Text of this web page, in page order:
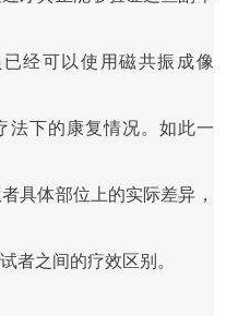
经可以使用磁共振成像
法下的康复情况。如此一
具体部位上的实际差异，
者之间的疗效区别。